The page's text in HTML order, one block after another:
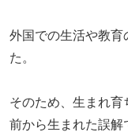
外国での生活や教育
た。
そのため、生まれ育
前から生まれた誤解